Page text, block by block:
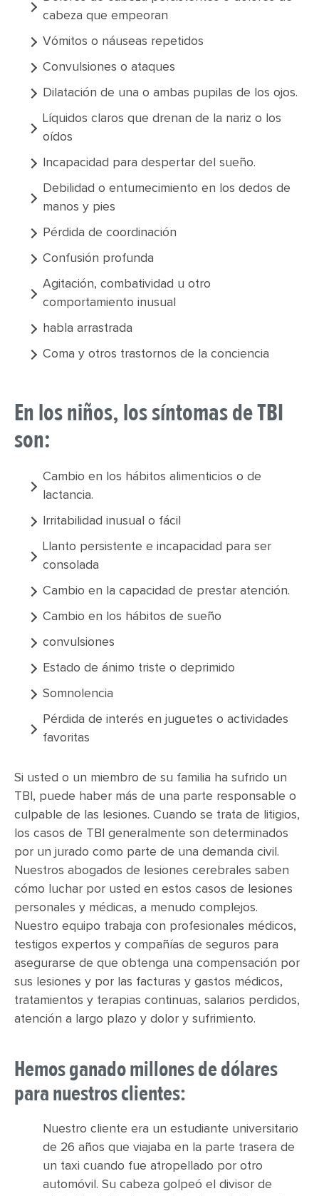
cabeza que empeoran
Vómitos o náuseas repetidos
Convulsiones o ataques
Dilatación de una o ambas pupilas de los ojos.
Líquidos claros que drenan de la nariz o los
oídos
Incapacidad para despertar del sueño.
Debilidad o entumecimiento en los dedos de
manos y pies
Pérdida de coordinación
Confusión profunda
Agitación, combatividad u otro
comportamiento inusual
habla arrastrada
Coma y otros trastornos de la conciencia
En los niños, los síntomas de TBI
son:
Cambio en los hábitos alimenticios o de
lactancia.
Irritabilidad inusual o fácil
Llanto persistente e incapacidad para ser
consolada
Cambio en la capacidad de prestar atención.
Cambio en los hábitos de sueño
convulsiones
Estado de ánimo triste o deprimido
Somnolencia
Pérdida de interés en juguetes o actividades
favoritas
Si usted o un miembro de su familia ha sufrido un
TBI, puede haber más de una parte responsable o
culpable de las lesiones. Cuando se trata de litigios,
los casos de TBI generalmente son determinados
por un jurado como parte de una demanda civil.
Nuestros abogados de lesiones cerebrales saben
cómo luchar por usted en estos casos de lesiones
personales y médicas, a menudo complejos.
Nuestro equipo trabaja con profesionales médicos,
testigos expertos y compañías de seguros para
asegurarse de que obtenga una compensación por
sus lesiones y por las facturas y gastos médicos,
tratamientos y terapias continuas, salarios perdidos,
atención a largo plazo y dolor y sufrimiento.
Hemos ganado millones de dólares
para nuestros clientes:
Nuestro cliente era un estudiante universitario
de 26 años que viajaba en la parte trasera de
un taxi cuando fue atropellado por otro
automóvil. Su cabeza golpeó el divisor de